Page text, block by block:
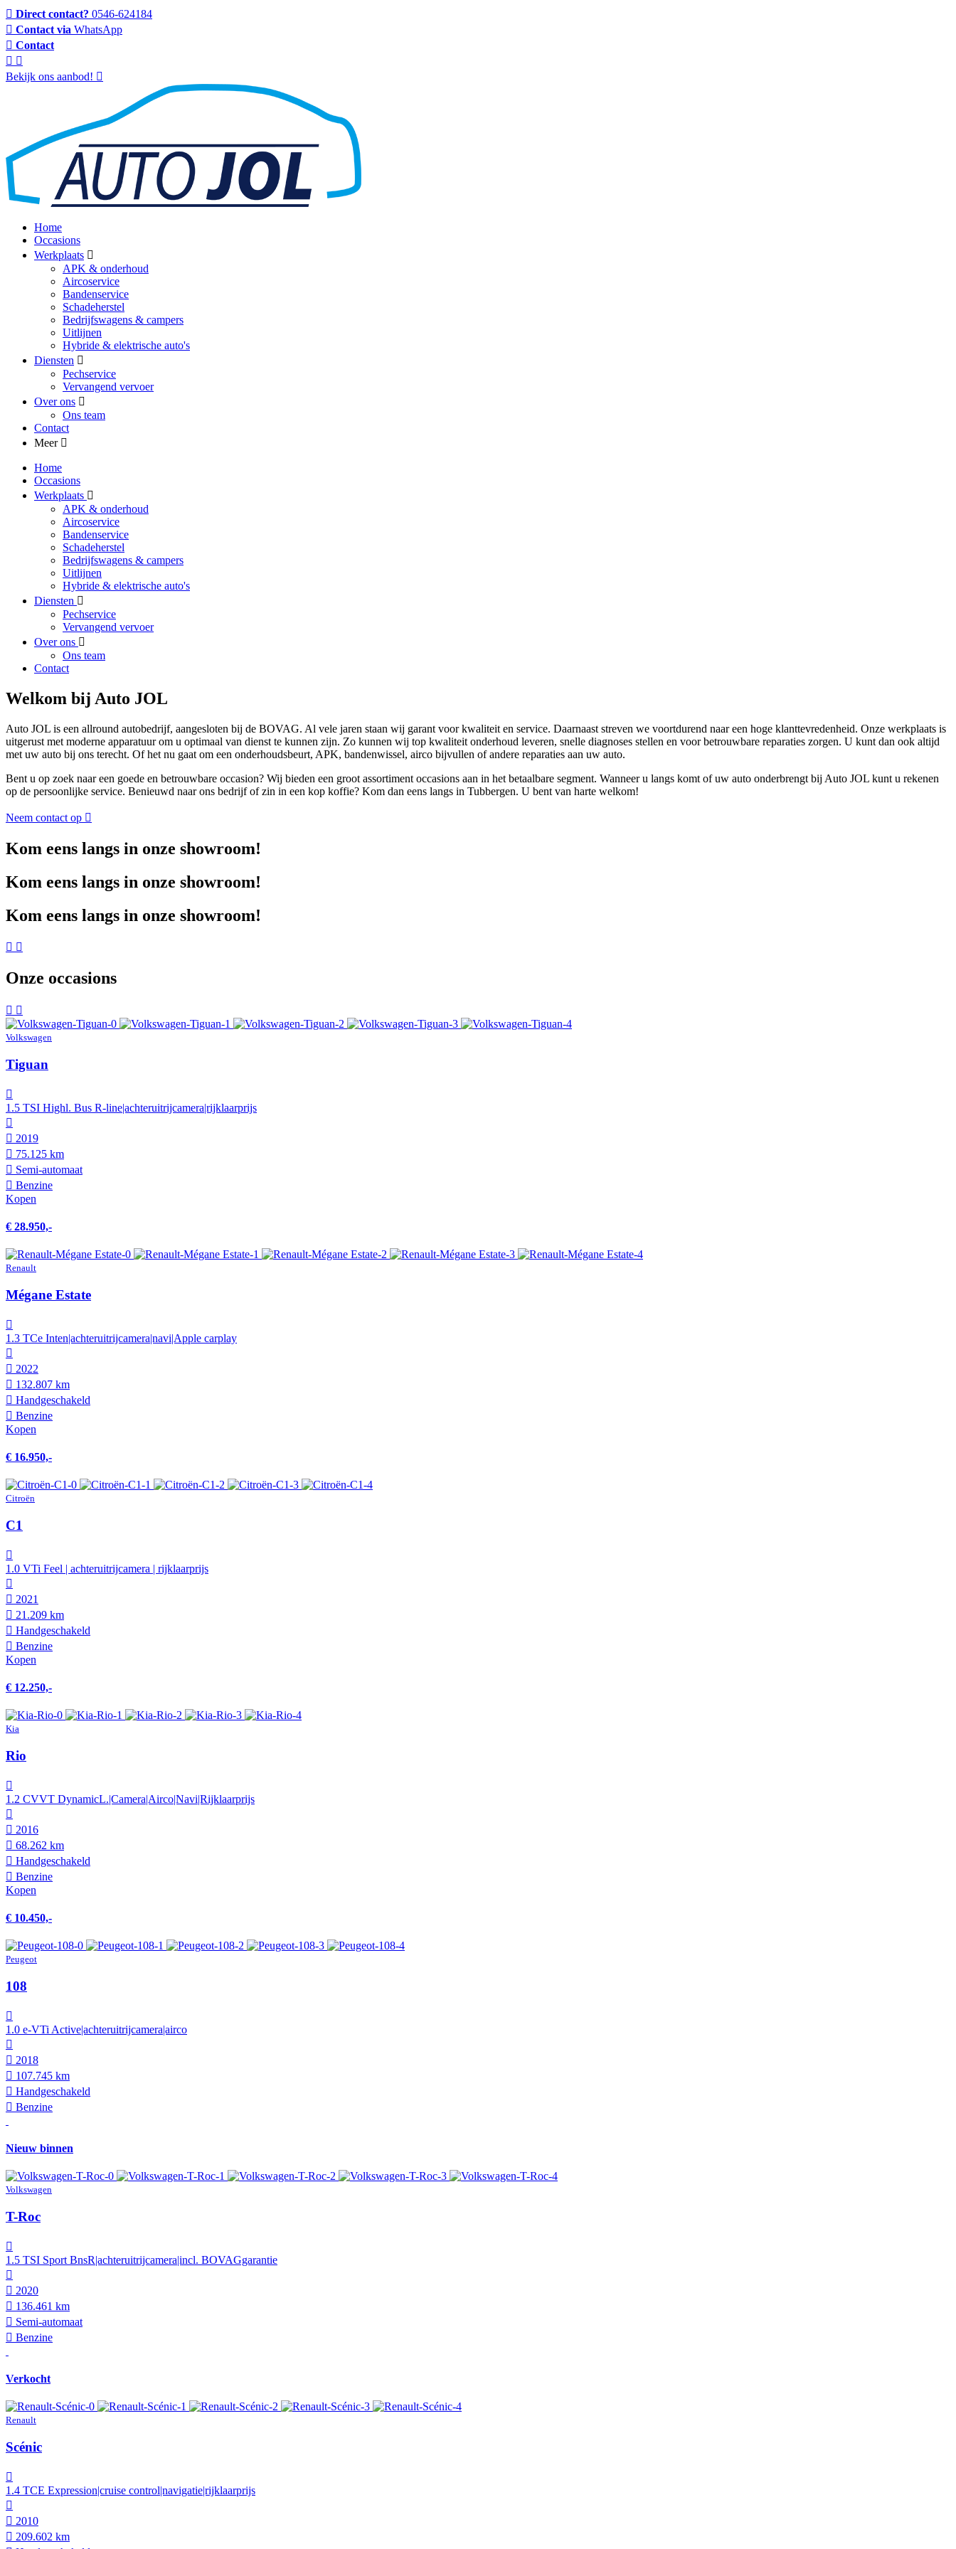
Direct contact? 0546-624184
Contact via WhatsApp
Contact
Bekijk ons aanbod!
Home
Occasions
Werkplaats
APK & onderhoud
Aircoservice
Bandenservice
Schadeherstel
Bedrijfswagens & campers
Uitlijnen
Hybride & elektrische auto's
Diensten
Pechservice
Vervangend vervoer
Over ons
Ons team
Contact
Meer
Home
Occasions
Werkplaats
APK & onderhoud
Aircoservice
Bandenservice
Schadeherstel
Bedrijfswagens & campers
Uitlijnen
Hybride & elektrische auto's
Diensten
Pechservice
Vervangend vervoer
Over ons
Ons team
Contact
Welkom bij Auto JOL
Auto JOL is een allround autobedrijf, aangesloten bij de BOVAG. Al vele jaren staan wij garant voor kwaliteit en service. Daarnaast streven we voortdurend naar een hoge klanttevredenheid. Onze werkplaats is
uitgerust met moderne apparatuur om u optimaal van dienst te kunnen zijn. Zo kunnen wij top kwaliteit onderhoud leveren, snelle diagnoses stellen en voor betrouwbare reparaties zorgen. U kunt dan ook altijd
met uw auto bij ons terecht. Of het nu gaat om een onderhoudsbeurt, APK, bandenwissel, airco bijvullen of andere reparaties aan uw auto.
Bent u op zoek naar een goede en betrouwbare occasion? Wij bieden een groot assortiment occasions aan in het betaalbare segment. Wanneer u langs komt of uw auto onderbrengt bij Auto JOL kunt u rekenen
op de persoonlijke service. Benieuwd naar ons bedrijf of zin in een kop koffie? Kom dan eens langs in Tubbergen. U bent van harte welkom!
Neem contact op
Kom eens langs in onze showroom!
Kom eens langs in onze showroom!
Kom eens langs in onze showroom!
Onze occasions
Volkswagen
Tiguan
1.5 TSI Highl. Bus R-line|achteruitrijcamera|rijklaarprijs
2019
75.125 km
Semi-automaat
Benzine
Kopen
€ 28.950,-
Renault
Mégane Estate
1.3 TCe Inten|achteruitrijcamera|navi|Apple carplay
2022
132.807 km
Hand­geschakeld
Benzine
Kopen
€ 16.950,-
Citroën
C1
1.0 VTi Feel | achteruitrijcamera | rijklaarprijs
2021
21.209 km
Hand­geschakeld
Benzine
Kopen
€ 12.250,-
Kia
Rio
1.2 CVVT DynamicL.|Camera|Airco|Navi|Rijklaarprijs
2016
68.262 km
Hand­geschakeld
Benzine
Kopen
€ 10.450,-
Peugeot
108
1.0 e-VTi Active|achteruitrijcamera|airco
2018
107.745 km
Hand­geschakeld
Benzine
Nieuw binnen
Volkswagen
T-Roc
1.5 TSI Sport BnsR|achteruitrijcamera|incl. BOVAGgarantie
2020
136.461 km
Semi-automaat
Benzine
Verkocht
Renault
Scénic
1.4 TCE Expression|cruise control|navigatie|rijklaarprijs
2010
209.602 km